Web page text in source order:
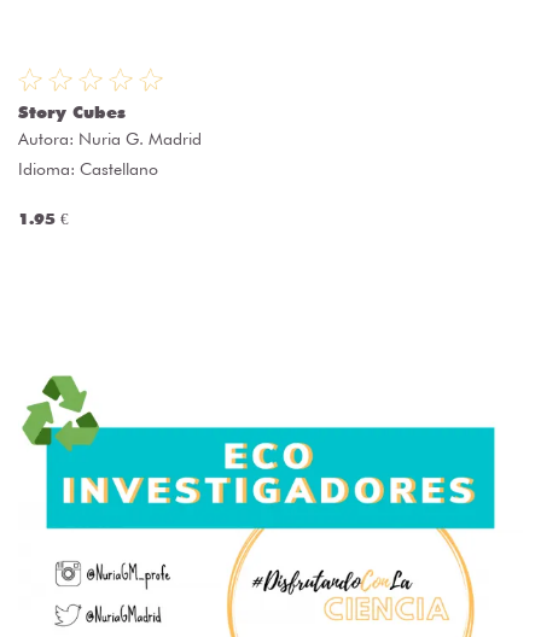
Story Cubes
Autora: Nuria G. Madrid
Idioma: Castellano
1.95 €